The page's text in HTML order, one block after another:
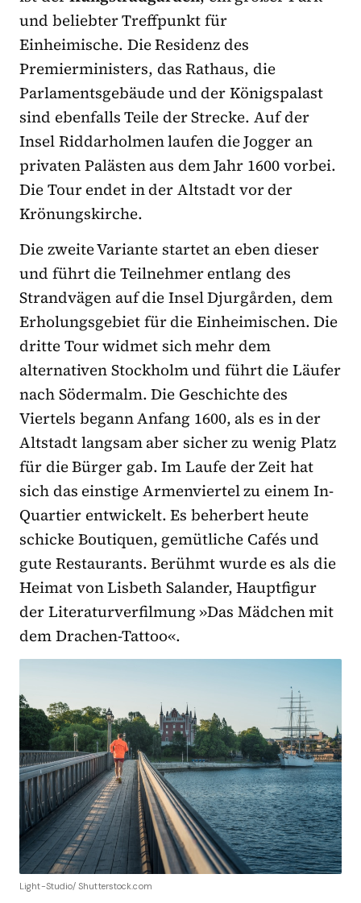
und beliebter Treffpunkt für
Einheimische. Die Residenz des
Premierministers, das Rathaus, die
Parlamentsgebäude und der Königspalast
sind ebenfalls Teile der Strecke. Auf der
Insel Riddarholmen laufen die Jogger an
privaten Palästen aus dem Jahr 1600 vorbei.
Die Tour endet in der Altstadt vor der
Krönungskirche.
Die zweite Variante startet an eben dieser
und führt die Teilnehmer entlang des
Strandvägen auf die Insel Djurgården, dem
Erholungsgebiet für die Einheimischen. Die
dritte Tour widmet sich mehr dem
alternativen Stockholm und führt die Läufer
nach Södermalm. Die Geschichte des
Viertels begann Anfang 1600, als es in der
Altstadt langsam aber sicher zu wenig Platz
für die Bürger gab. Im Laufe der Zeit hat
sich das einstige Armenviertel zu einem In-
Quartier entwickelt. Es beherbert heute
schicke Boutiquen, gemütliche Cafés und
gute Restaurants. Berühmt wurde es als die
Heimat von Lisbeth Salander, Hauptfigur
der Literaturverfilmung »Das Mädchen mit
dem Drachen-Tattoo«.
Light-Studio/ Shutterstock.com